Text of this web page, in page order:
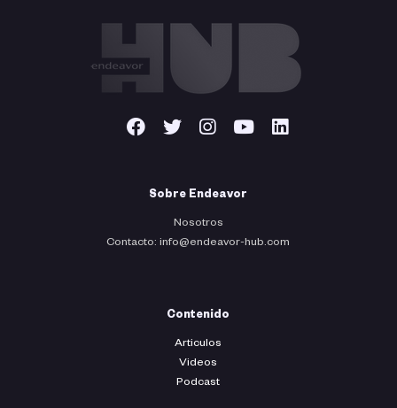
Sobre Endeavor
Nosotros
Contacto: info@endeavor-hub.com
Contenido
Articulos
Videos
Podcast